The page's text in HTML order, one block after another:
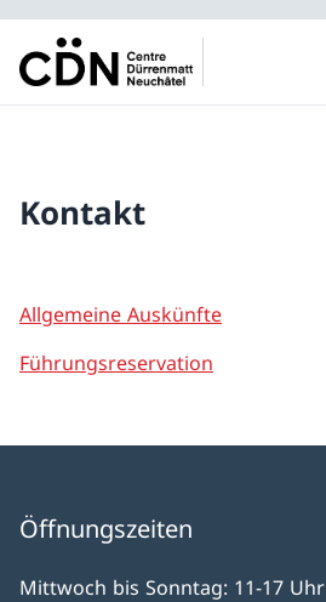
Kontakt
Allgemeine Auskünfte
Führungsreservation
Öffnungszeiten
Mittwoch bis Sonntag: 11-17 Uhr